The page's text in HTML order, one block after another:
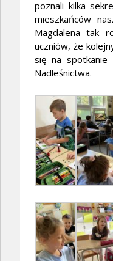
poznali kilka
mieszkańców
Magdalena tak
uczniów, że
się na
Nadleśnictwa.